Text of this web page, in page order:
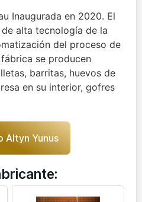
Inaugurada en 2020. El
alta tecnología de la
del proceso de
se producen
barritas, huevos de
en su interior, gofres
Altyn Yunus